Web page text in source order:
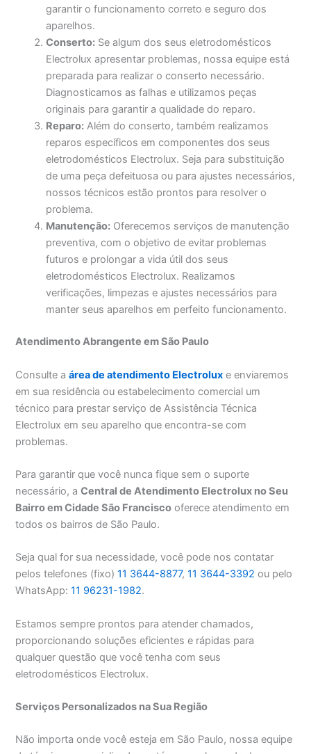
garantir o funcionamento correto e seguro dos
aparelhos.
Conserto: Se algum dos seus eletrodomésticos
Electrolux apresentar problemas, nossa equipe está
preparada para realizar o conserto necessário.
Diagnosticamos as falhas e utilizamos peças
originais para garantir a qualidade do reparo.
Reparo: Além do conserto, também realizamos
reparos específicos em componentes dos seus
eletrodomésticos Electrolux. Seja para substituição
de uma peça defeituosa ou para ajustes necessários,
nossos técnicos estão prontos para resolver o
problema.
Manutenção: Oferecemos serviços de manutenção
preventiva, com o objetivo de evitar problemas
futuros e prolongar a vida útil dos seus
eletrodomésticos Electrolux. Realizamos
verificações, limpezas e ajustes necessários para
manter seus aparelhos em perfeito funcionamento.
Atendimento Abrangente em São Paulo
Consulte aárea de atendimento Electrolux e enviaremos
em sua residência ou estabelecimento comercial um
técnico para prestar serviço de Assistência Técnica
Electrolux em seu aparelho que encontra-se com
problemas.
Para garantir que você nunca fique sem o suporte
necessário, aCentral de Atendimento Electrolux no Seu
Bairro em Cidade São Francisco oferece atendimento em
todos os bairros de São Paulo.
Seja qual for sua necessidade, você pode nos contatar
pelos telefones (fixo)11 3644-8877,11 3644-3392 ou pelo
WhatsApp:11 96231-1982.
Estamos sempre prontos para atender chamados,
proporcionando soluções eficientes e rápidas para
qualquer questão que você tenha com seus
eletrodomésticos Electrolux.
Serviços Personalizados na Sua Região
Não importa onde você esteja em São Paulo, nossa equipe